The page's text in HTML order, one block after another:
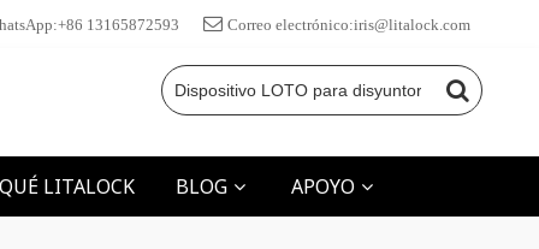
13165872593 Correo electrónico:iris@litalock.com
LITALOCK BLOG APOYO